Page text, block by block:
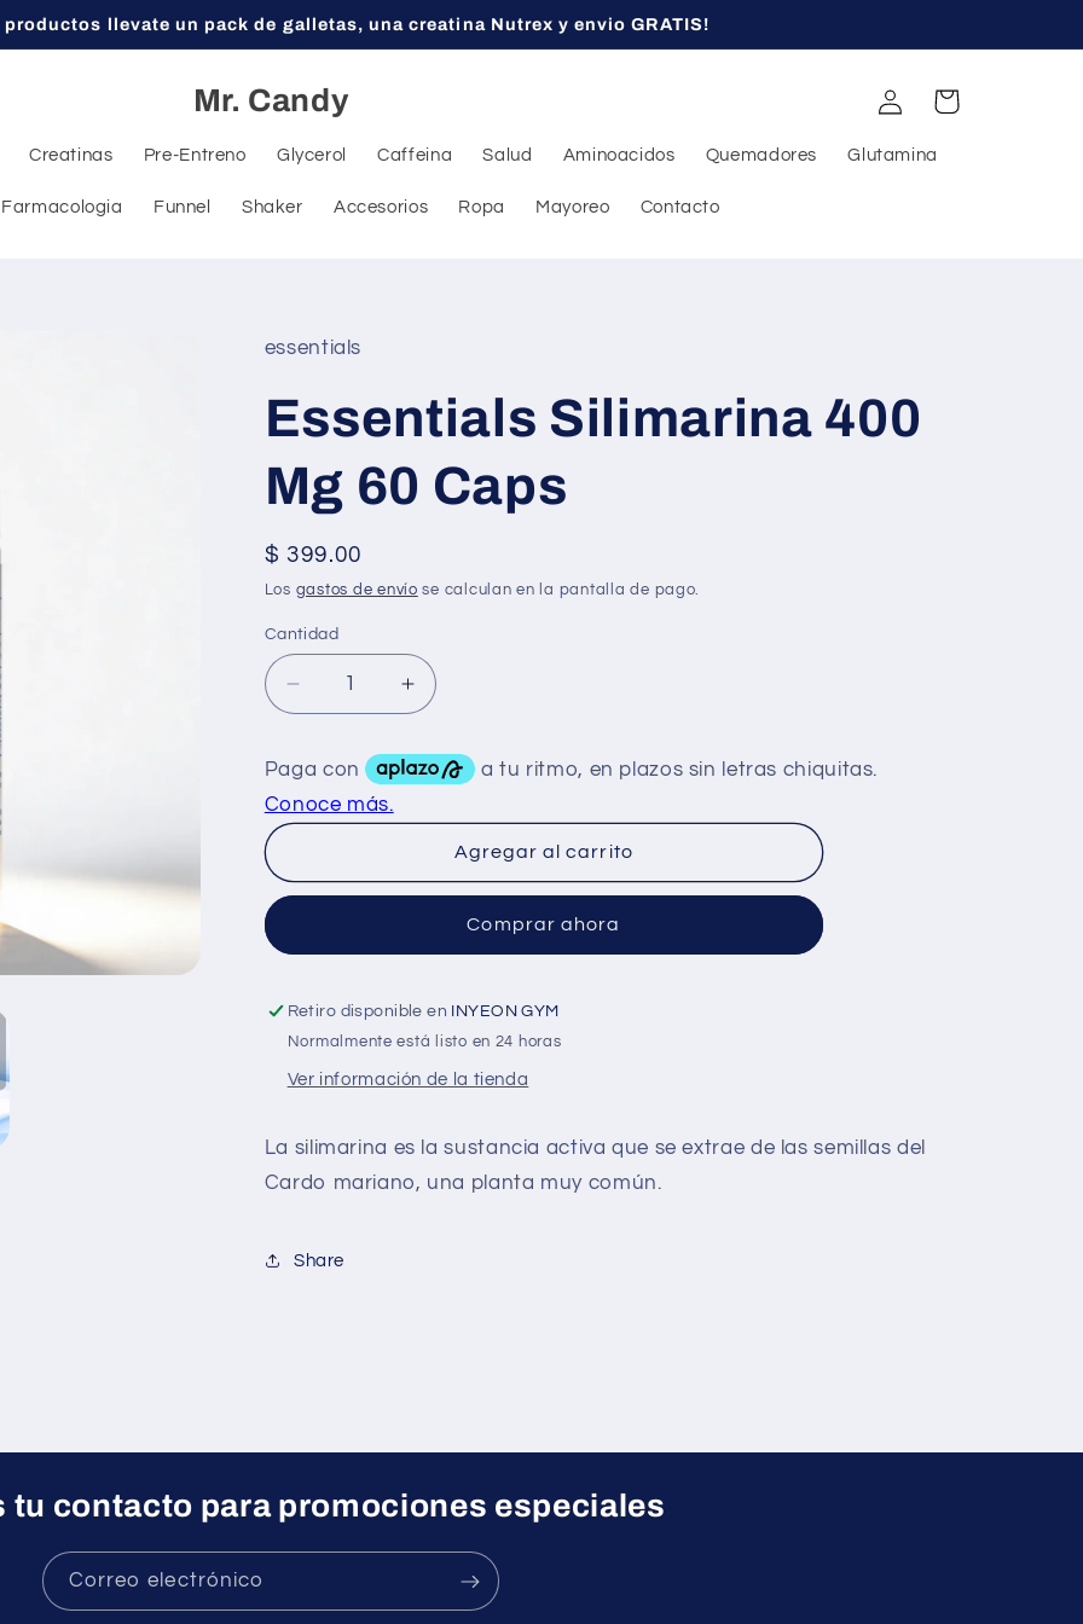
productos llevate un pack de galletas, una creatina Nutrex y envio GRATIS!
Mr. Candy
Creatinas Pre-Entreno Glycerol Caffeina Salud Aminoacidos Quemadores Glutamina
Farmacologia Funnel Shaker Accesorios Ropa Mayoreo Contacto
Iniciar
sesión
Carrito
essentials
Essentials Silimarina 400
Mg 60 Caps
Precio
habitual
$ 399.00
Los gastos de envío se calculan en la pantalla de pago.
Cantidad
Reducir
cantidad
Essentials
Silimarina
400
60
Aumentar
cantidad
para
Essentials
400
60
Agregar al carrito
Comprar ahora
Retiro disponible en INYEON GYM
Normalmente está listo en 24 horas
Ver información de la tienda
La silimarina es la sustancia activa que se extrae de las semillas del
Cardo mariano, una planta muy común.
Share
tu contacto para promociones especiales
Correo electrónico